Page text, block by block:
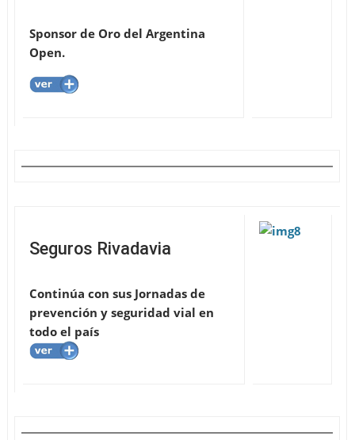
Sponsor de Oro del Argentina
Open.
Seguros Rivadavia
Continúa con sus Jornadas de
prevención y seguridad vial en
todo el país